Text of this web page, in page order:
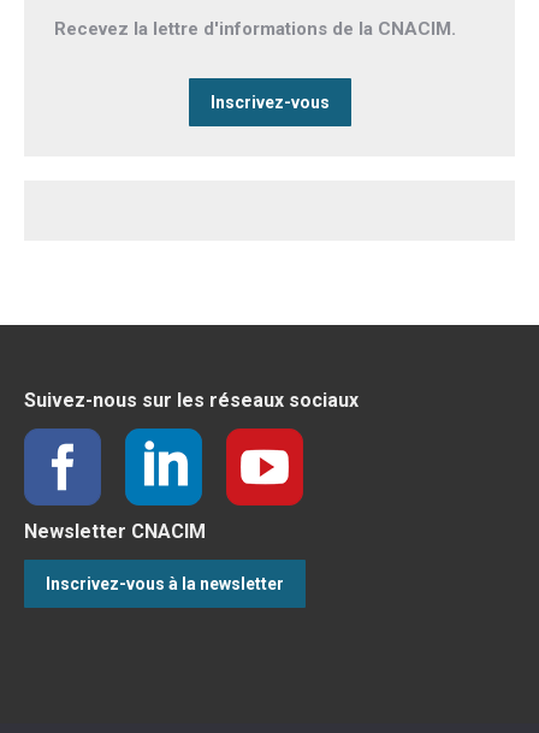
Recevez la lettre d'informations de la CNACIM.
Inscrivez-vous
Suivez-nous sur les réseaux sociaux
Newsletter CNACIM
Inscrivez-vous à la newsletter